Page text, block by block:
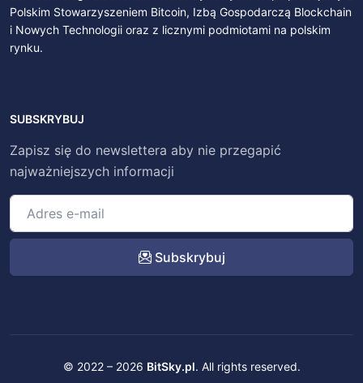
Polskim Stowarzyszeniem Bitcoin, Izbą Gospodarczą Blockchain
i Nowych Technologii oraz z licznymi podmiotami na polskim
rynku.
SUBSKRYBUJ
Zapisz się do newslettera aby nie przegapić
najważniejszych informacji
Subskrybuj
© 2022 – 2026 BitSky.pl. All rights reserved.